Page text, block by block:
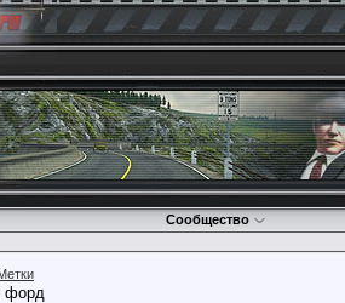
Сообщество
форд